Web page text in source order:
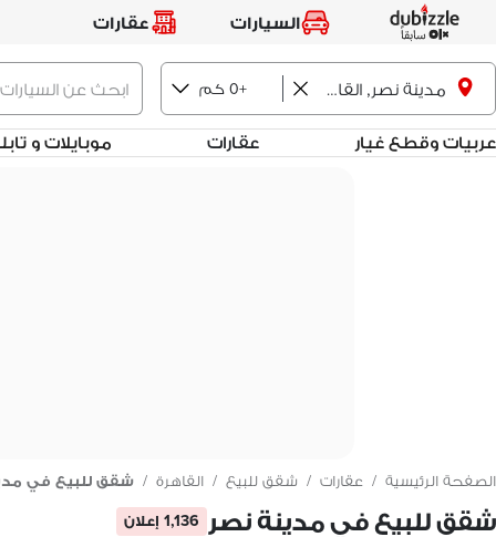
السيارات عقارات
مدينة نصر, القاهرة +0 كم
عربيات وقطع غيار عقارات موبايلات و
الصفحة الرئيسية / عقارات / شقق للبيع / القاهرة / شقق للبيع في
شقق للبيع في مدينة نصر 1,136 إعلان